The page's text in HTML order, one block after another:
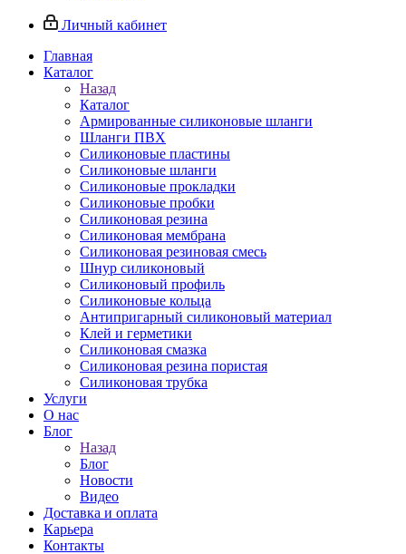
Личный кабинет
Главная
Каталог
Назад
Каталог
Армированные силиконовые шланги
Шланги ПВХ
Силиконовые пластины
Силиконовые шланги
Силиконовые прокладки
Силиконовые пробки
Силиконовая резина
Силиконовая мембрана
Силиконовая резиновая смесь
Шнур силиконовый
Силиконовый профиль
Силиконовые кольца
Антипригарный силиконовый материал
Клей и герметики
Силиконовая смазка
Силиконовая резина пористая
Силиконовая трубка
Услуги
О нас
Блог
Назад
Блог
Новости
Видео
Доставка и оплата
Карьера
Контакты